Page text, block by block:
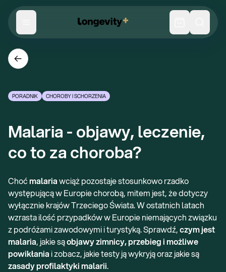
PORADNIK CHOROBY I SCHORZENIA
Malaria - objawy, leczenie,
co to za choroba?
Choćmalariawciąż pozostaje stosunkowo rzadko
występującą w Europie chorobą, mitem jest, że dotyczy
wyłącznie krajów Trzeciego Świata. W ostatnich latach
wzrasta ilość przypadków w Europie niemających związku
z podróżami zawodowymi i turystyką. Sprawdź,czym jest
malaria, jakie sąobjawy zimnicy, przebieg i możliwe
powikłania i zobacz, jakie testy ją wykryją oraz jakie są
zasady profilaktyki malarii.